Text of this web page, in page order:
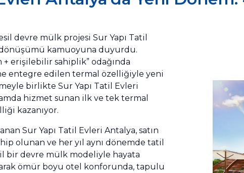
devre mülk projesi Sur Yapı Tatil
kamuoyuna duyurdu.
+ erişilebilir sahiplik” odağında
entegre edilen termal özelliğiyle yeni
birlikte Sur Yapı Tatil Evleri
hizmet sunan ilk ve tek termal
kazanıyor.
Sur Yapı Tatil Evleri Antalya, satın
olunan ve her yıl aynı dönemde tatil
bir devre mülk modeliyle hayata
ömür boyu otel konforunda, tapulu